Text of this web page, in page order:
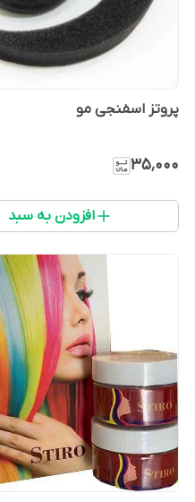
پروتز اسفنجی مو
۳۵٬۰۰۰
افزودن به سبد